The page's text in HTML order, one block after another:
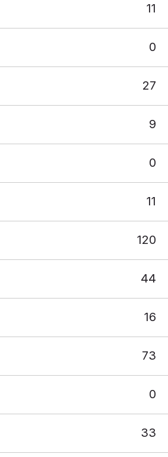
11
0
27
9
0
11
120
44
16
73
0
33